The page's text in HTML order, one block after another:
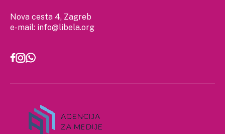
Nova cesta 4, Zagreb
e-mail: info@libela.org